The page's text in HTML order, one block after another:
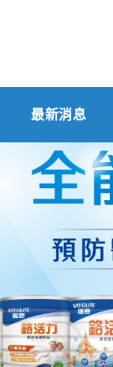
最新消息